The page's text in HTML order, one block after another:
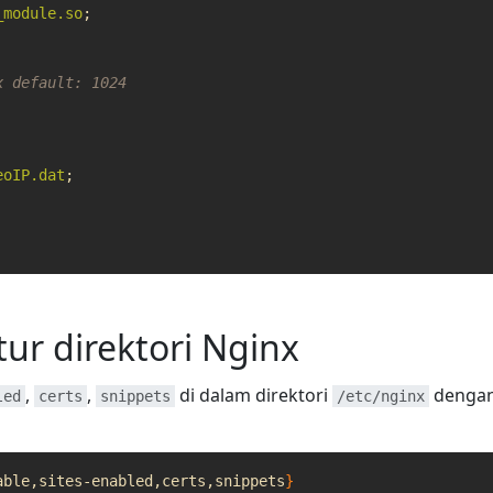
;
# Nginx default: 1024
;
direktori Nginx
, certs , snippets di dalam direktori /etc/nginx
enabled,certs,snippets}